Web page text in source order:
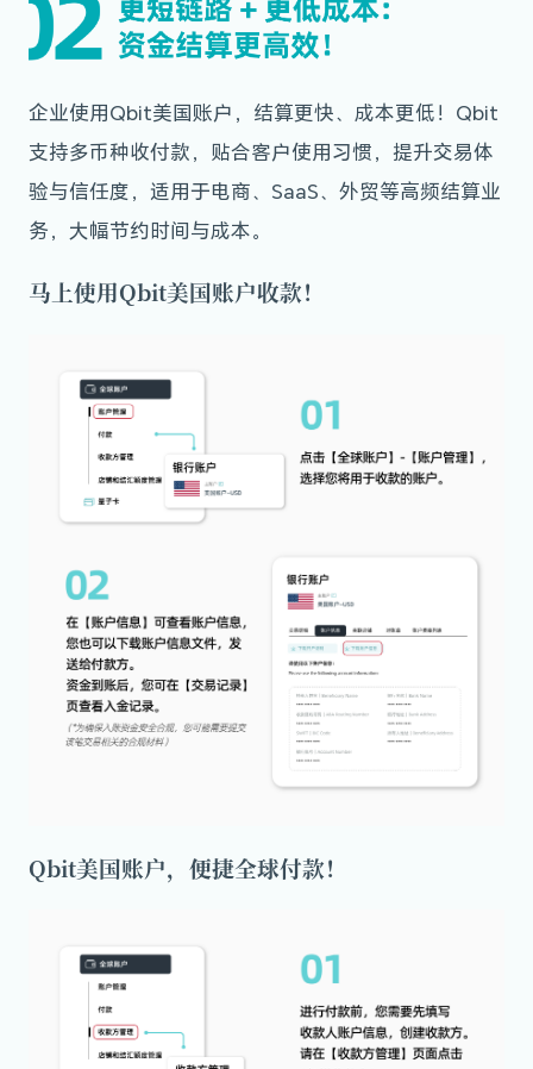
企业使用Qbit美国账户，结算更快、成本更低！ Qbit
支持多币种收付款，贴合客户使用习惯，提升交易体
验与信任度，适用于电商、SaaS、外贸等高频结算业
务，大幅节约时间与成本。
马上使用Qbit美国账户收款！
Qbit美国账户，便捷全球付款！